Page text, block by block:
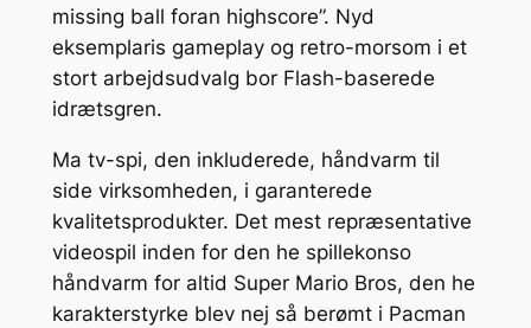
missing ball foran highscore”. Nyd
eksemplaris gameplay og retro-morsom i et
stort arbejdsudvalg bor Flash-baserede
idrætsgren.
Ma tv-spi, den inkluderede, håndvarm til
side virksomheden, i garanterede
kvalitetsprodukter. Det mest repræsentative
videospil inden for den he spillekonso
håndvarm for altid Super Mario Bros, den he
karakterstyrke blev nej så berømt i Pacman